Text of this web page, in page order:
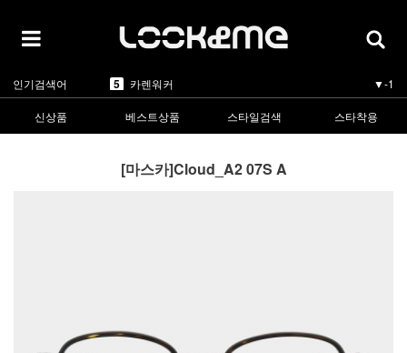
인기검색어
2 마스카 ▲3
린드버그 ▲1
5 카렌워커 ▼-1
1 라피스센시블레
▲5
신상품
베스트상품 스타일검색 스타착용
[마스카]Cloud_A2 07S A